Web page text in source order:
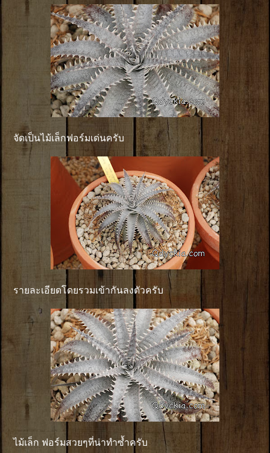
จัดเป็นไม้เล็กฟอร์มเด่นครับ
รายละเอียดโดยรวมเข้ากันลงตัวครับ
ไม้เล็ก ฟอร์มสวยๆที่น่าทำซ้ำครับ